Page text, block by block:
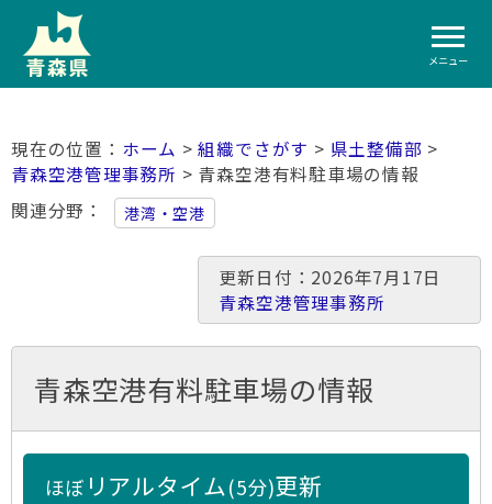
メニュー
ホーム >組織でさがす > 県土整備部 >
青森空港管理事務所 > 青森空港有料駐車場の情報
関連分野
港湾・空港
更新日付：2026年7月17日
青森空港管理事務所
青森空港有料駐車場の情報
ほぼ リアルタイム(5分)更新